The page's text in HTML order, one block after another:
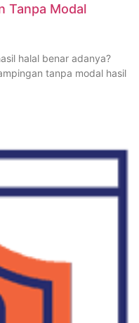
Tanpa Modal
halal benar adanya?
tanpa modal hasil